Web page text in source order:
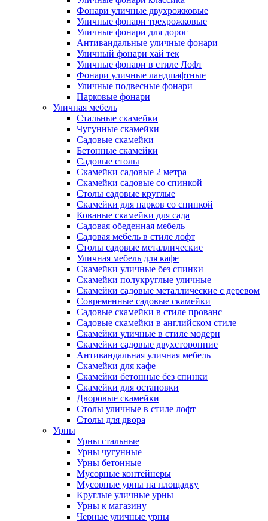
Фонари уличные двухрожковые
Уличные фонари трехрожковые
Уличные фонари для дорог
Антивандальные уличные фонари
Уличный фонари хай тек
Уличные фонари в стиле Лофт
Фонари уличные ландшафтные
Уличные подвесные фонари
Парковые фонари
Уличная мебель
Стальные скамейки
Чугунные скамейки
Садовые скамейки
Бетонные скамейки
Садовые столы
Скамейки садовые 2 метра
Cкамейки садовые со спинкой
Столы садовые круглые
Скамейки для парков со спинкой
Кованые скамейки для сада
Садовая обеденная мебель
Садовая мебель в стиле лофт
Столы садовые металлические
Уличная мебель для кафе
Скамейки уличные без спинки
Скамейки полукруглые уличные
Скамейки садовые металлические с деревом
Современные садовые скамейки
Садовые скамейки в стиле прованс
Садовые скамейки в английском стиле
Скамейки уличные в стиле модерн
Скамейки садовые двухсторонние
Антивандальная уличная мебель
Скамейки для кафе
Скамейки бетонные без спинки
Скамейки для остановки
Дворовые скамейки
Столы уличные в стиле лофт
Столы для двора
Урны
Урны стальные
Урны чугунные
Урны бетонные
Мусорные контейнеры
Мусорные урны на площадку
Круглые уличные урны
Урны к магазину
Черные уличные урны